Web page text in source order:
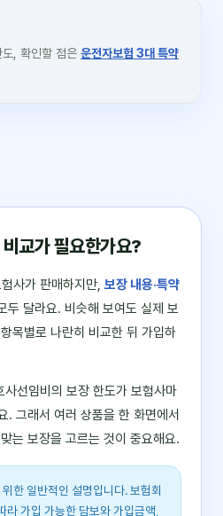
, 확인할 점은 운전자보험 3대 특약
교가 필요한가요?
사가 판매하지만, 보장 내용·특약
두 달라요. 비슷해 보여도 실제 보
목별로 나란히 비교한 뒤 가입하
사선임비의 보장 한도가 보험사마
. 그래서 여러 상품을 한 화면에서
는 보장을 고르는 것이 중요해요.
한 일반적인 설명입니다. 보험회
라 가입 가능한 담보와 가입금액,